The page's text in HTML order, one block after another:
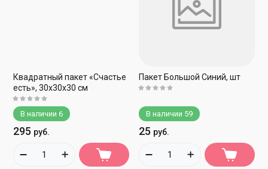
Квадратный пакет «Счастье
есть», 30х30х30 см
В наличии 6
295 руб.
Пакет Большой Синий, шт
В наличии 59
25 руб.